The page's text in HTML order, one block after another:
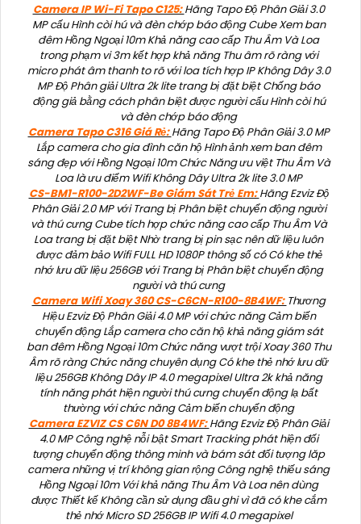
Camera IP Wi-Fi Tapo C125:Hãng Tapo Độ Phân Giải 3.0
MP cấu Hình còi hú và đèn chớp báo động Cube Xem ban
đêm Hồng Ngoại 10m Khả năng cao cấp Thu Âm Và Loa
trong phạm vi 3m kết hợp khả năng Thu âm rõ ràng với
micro phát âm thanh to rõ với loa tích hợp IP Không Dây 3.0
MP Độ Phân giải Ultra 2k lite trang bị đặt biệt Chống báo
động giả bằng cách phân biệt được người cấu Hình còi hú
và đèn chớp báo động
Camera Tapo C316 Giá Rẻ:Hãng Tapo Độ Phân Giải 3.0 MP
Lắp camera cho gia đình căn hộ Hình ảnh xem ban đêm
sáng đẹp với Hồng Ngoại 10m Chức Năng ưu việt Thu Âm Và
Loa là ưu điểm Wifi Không Dây Ultra 2k lite 3.0 MP
CS-BM1-R100-2D2WF-Be Giám Sát Trẻ Em:Hãng Ezviz Độ
Phân Giải 2.0 MP với Trang bị Phân biệt chuyển động người
và thú cưng Cube tích hợp chức năng cao cấp Thu Âm Và
Loa trang bị đặt biệt Nhờ trang bị pin sạc nên dữ liệu luôn
được đảm bảo Wifi FULL HD 1080P thông số có Có khe thẻ
nhớ lưu dữ liệu 256GB với Trang bị Phân biệt chuyển động
người và thú cưng
Camera Wifi Xoay 360 CS-C6CN-R100-8B4WF: Thương
Hiệu Ezviz Độ Phân Giải 4.0 MP với chức năng Cảm biến
chuyển động Lắp camera cho căn hộ khả năng giám sát
ban đêm Hồng Ngoại 10m Chức năng vượt trội Xoay 360 Thu
Âm rõ ràng Chức năng chuyên dụng Có khe thẻ nhớ lưu dữ
liệu 256GB Không Dây IP 4.0 megapixel Ultra 2k khả năng
tính năng phát hiện người thú cưng chuyển động lạ bất
thường với chức năng Cảm biến chuyển động
Camera EZVIZ CS C6N D0 8B4WF:Hãng Ezviz Độ Phân Giải
4.0 MP Công nghệ nỗi bật Smart Tracking phát hiện đối
tượng chuyển động thông minh và bám sát đối tượng lăp
camera những vị trí không gian rộng Công nghệ thiếu sáng
Hồng Ngoại 10m Với khả năng Thu Âm Và Loa nên dùng
được Thiết kế Không cần sử dụng đầu ghi vì đã có khe cắm
thẻ nhớ Micro SD 256GB IP Wifi 4.0 megapixel